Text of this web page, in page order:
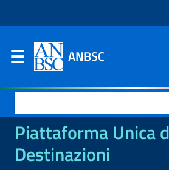
ANBSC
per:
Piattaforma Unica
Destinazioni